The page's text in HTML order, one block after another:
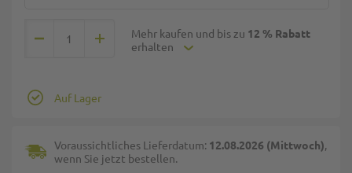
Mehr kaufen und bis zu 12 % Rabatt
erhalten
Auf Lager
Voraussichtliches Lieferdatum: 12.08.2026 (Mittwoch),
wenn Sie jetzt bestellen.